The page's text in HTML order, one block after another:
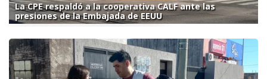
La CPE respaldó a la cooperativa CALF ante las
presiones de la Embajada de EEUU